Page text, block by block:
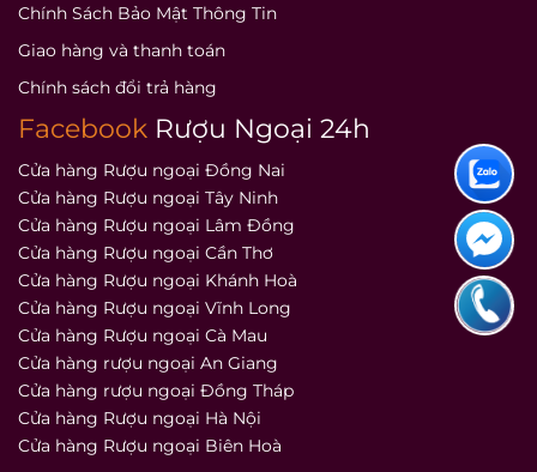
Chính Sách Bảo Mật Thông Tin
Giao hàng và thanh toán
Chính sách đổi trả hàng
Facebook Rượu Ngoại 24h
Cửa hàng Rượu ngoại Đồng Nai
Cửa hàng Rượu ngoại Tây Ninh
Cửa hàng Rượu ngoại Lâm Đồng
Cửa hàng Rượu ngoại Cần Thơ
Cửa hàng Rượu ngoại Khánh Hoà
Cửa hàng Rượu ngoại Vĩnh Long
Cửa hàng Rượu ngoại Cà Mau
Cửa hàng rượu ngoại An Giang
Cửa hàng rượu ngoại Đồng Tháp
Cửa hàng Rượu ngoại Hà Nội
Cửa hàng Rượu ngoại Biên Hoà